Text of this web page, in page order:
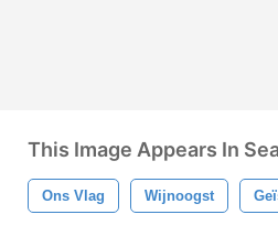
This Image Appears In
Ons Vlag Wijnoogst